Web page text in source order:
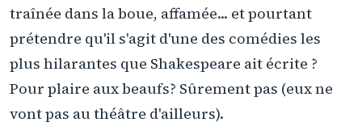
traînée dans la boue, affamée... et pourtant
prétendre qu'il s'agit d'une des comédies les
plus hilarantes que Shakespeare ait écrite ?
Pour plaire aux beaufs? Sûrement pas (eux ne
vont pas au théâtre d'ailleurs).